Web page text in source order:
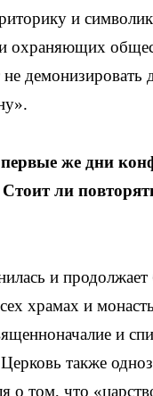
и
охраняющих
демонизировать
же дни
ли
и
храмах и
и
также
о том, что